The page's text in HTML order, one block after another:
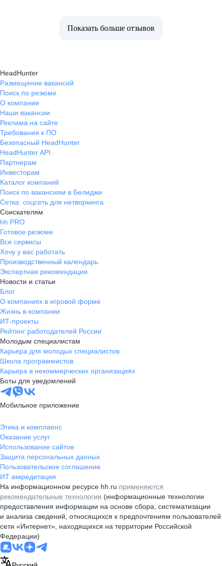
Показать больше отзывов
HeadHunter
Размещение вакансий
Поиск по резюме
О компании
Наши вакансии
Реклама на сайте
Требования к ПО
Безопасный HeadHunter
HeadHunter API
Партнерам
Инвесторам
Каталог компаний
Поиск по вакансиям в Белиджи
Сетка: соцсеть для нетворкинга
Соискателям
hh PRO
Готовое резюме
Все сервисы
Хочу у вас работать
Производственный календарь
Экспертная рекомендация
Новости и статьи
Блог
О компаниях в игровой форме
Жизнь в компании
ИТ-проекты
Рейтинг работодателей России
Молодым специалистам
Карьера для молодых специалистов
Школа программистов
Карьера в некоммерческих организациях
Боты для уведомлений
Мобильное приложение
Этика и комплаенс
Оказание услуг
Использование сайтов
Защита персональных данных
Пользовательское соглашение
ИТ аккредитация
На информационном ресурсе hh.ru применяются
рекомендательные технологии (информационные технологии
предоставления информации на основе сбора, систематизации
и анализа сведений, относящихся к предпочтениям пользователей
сети «Интернет», находящихся на территории Российской
Федерации)